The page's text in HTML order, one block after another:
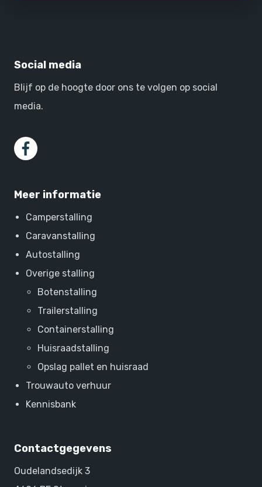
Social media
Blijf op de hoogte door ons te volgen op social
media.
Meer informatie
Camperstalling
Caravanstalling
Autostalling
Overige stalling
Botenstalling
Trailerstalling
Containerstalling
Huisraadstalling
Opslag pallet en huisraad
Trouwauto verhuur
Kennisbank
Contactgegevens
Oudelandsedijk 3